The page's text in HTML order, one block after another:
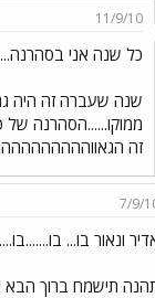
11/9/10
כל שנה אני בסהרנה...
שנה שעברה זה היה
ממוקו......הסהרנה
זה
7/9/
ונאור בו...
תישמח ברוך הבא